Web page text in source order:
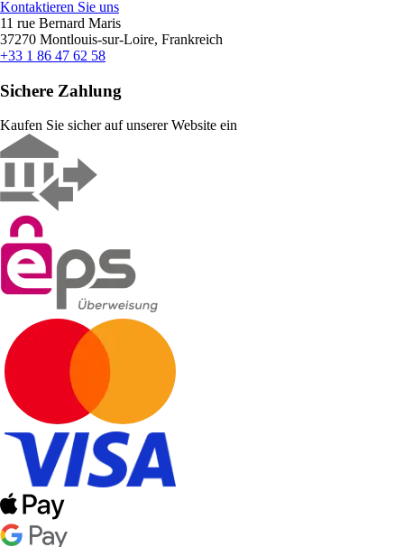
Kontaktieren Sie uns
11 rue Bernard Maris
37270 Montlouis-sur-Loire, Frankreich
+33 1 86 47 62 58
Sichere Zahlung
Kaufen Sie sicher auf unserer Website ein